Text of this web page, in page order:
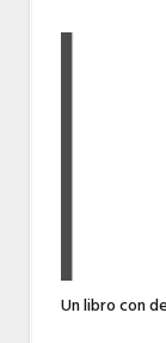
Un libro con